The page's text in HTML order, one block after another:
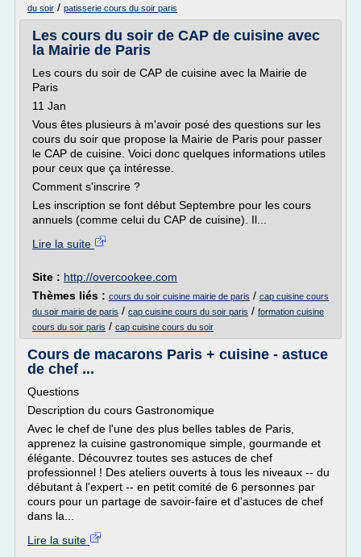
du soir / patisserie cours du soir paris
Les cours du soir de CAP de cuisine avec
la Mairie de Paris
Les cours du soir de CAP de cuisine avec la Mairie de
Paris
11 Jan
Vous êtes plusieurs à m'avoir posé des questions sur les
cours du soir que propose la Mairie de Paris pour passer
le CAP de cuisine. Voici donc quelques informations utiles
pour ceux que ça intéresse.
Comment s'inscrire ?
Les inscription se font début Septembre pour les cours
annuels (comme celui du CAP de cuisine). Il...
Lire la suite
Site : http://overcookee.com
Thèmes liés : cours du soir cuisine mairie de paris / cap cuisine cours
du soir mairie de paris / cap cuisine cours du soir paris / formation cuisine
cours du soir paris / cap cuisine cours du soir
Cours de macarons Paris + cuisine - astuce
de chef ...
Questions
Description du cours Gastronomique
Avec le chef de l'une des plus belles tables de Paris,
apprenez la cuisine gastronomique simple, gourmande et
élégante. Découvrez toutes ses astuces de chef
professionnel ! Des ateliers ouverts à tous les niveaux -- du
débutant à l'expert -- en petit comité de 6 personnes par
cours pour un partage de savoir-faire et d'astuces de chef
dans la...
Lire la suite